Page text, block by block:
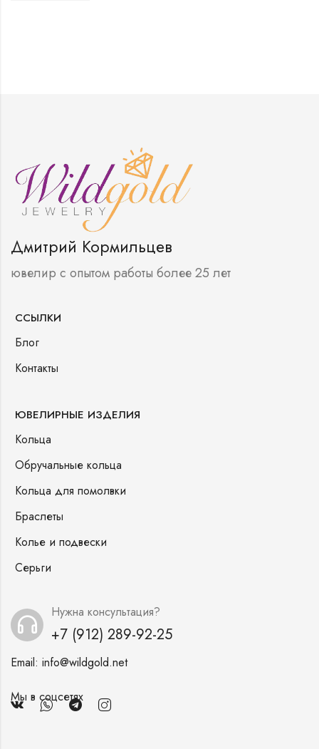
Дмитрий Кормильцев
ювелир с опытом работы более 25 лет
ССЫЛКИ
Блог
Контакты
ЮВЕЛИРНЫЕ ИЗДЕЛИЯ
Кольца
Обручальные кольца
Кольца для помолвки
Браслеты
Колье и подвески
Серьги
Нужна консультация?
+7 (912) 289-92-25
Email: info@wildgold.net
Мы в соцсетях